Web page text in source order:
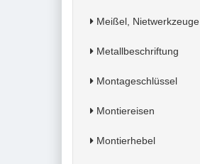
Meißel, Nietwerkzeuge
Metallbeschriftung
Montageschlüssel
Montiereisen
Montierhebel